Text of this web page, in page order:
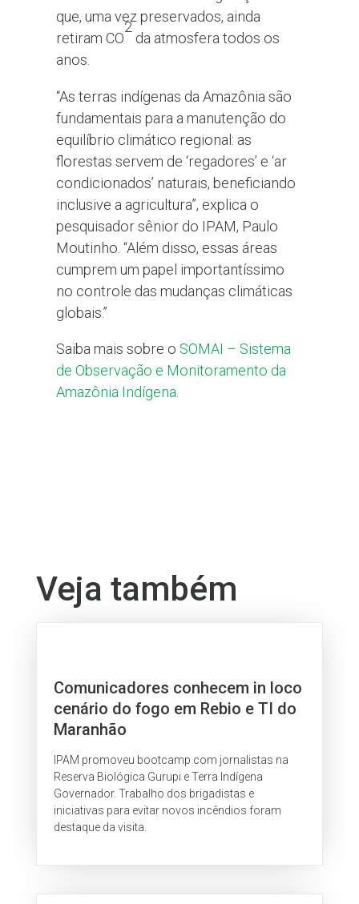
que, uma vez preservados, ainda
retiram CO
2
da atmosfera todos os
anos.
“As terras indígenas da Amazônia são
fundamentais para a manutenção do
equilíbrio climático regional: as
florestas servem de ‘regadores’ e ‘ar
condicionados’ naturais, beneficiando
inclusive a agricultura”, explica o
pesquisador sênior do IPAM, Paulo
Moutinho. “Além disso, essas áreas
cumprem um papel importantíssimo
no controle das mudanças climáticas
globais.”
Saiba mais sobre o SOMAI – Sistema
de Observação e Monitoramento da
Amazônia Indígena
Veja também
Comunicadores conhecem in loco
cenário do fogo em Rebio e TI do
Maranhão
IPAM promoveu bootcamp com jornalistas na
Reserva Biológica Gurupi e Terra Indígena
Governador. Trabalho dos brigadistas e
iniciativas para evitar novos incêndios foram
destaque da visita.